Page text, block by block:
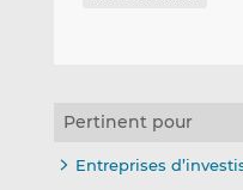
Pertinent pour
Entreprises